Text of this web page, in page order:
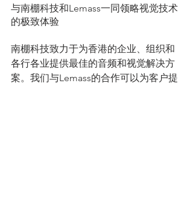
与南棚科技和Lemass一同领略视觉技术
的极致体验
南棚科技致力于为香港的企业、组织和
各行各业提供最佳的音频和视觉解决方
案。我们与Lemass的合作可以为客户提